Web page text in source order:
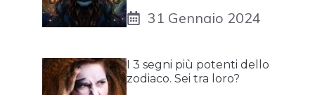
31 Gennaio 2024
I 3 segni più potenti dello
zodiaco. Sei tra loro?